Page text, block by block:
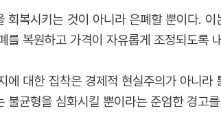
회복시키는 것이 아니라 은폐할 뿐이다.
를 복원하고 가격이 자유롭게 조정되도록
에 대한 집착은 경제적 현실주의가 아니
불균형을 심화시킬 뿐이라는 준엄한 경고